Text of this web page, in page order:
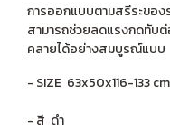
การออกแบบตามสรีระขอ
สามารถช่วยลดแรงกดทับ
คลายได้อย่างสมบูรณ์แบบ
- SIZE 63x50x116-133 cm
- สี ดำ